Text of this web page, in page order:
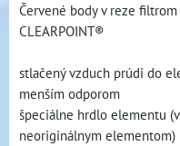
Červené body v reze
CLEARPOINT®
stlačený vzduch prúdi do
menším odporom
špeciálne hrdlo elementu
neoriginálnym elementom)